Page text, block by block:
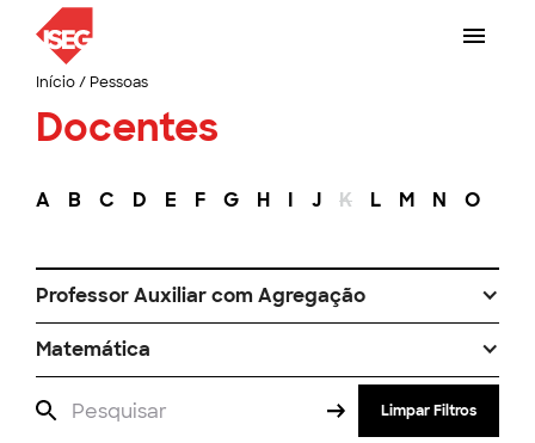
Início/ Pessoas
Docentes
A B C D E F G H I J K L M N O
Professor Auxiliar com Agregação
Matemática
Limpar Filtros